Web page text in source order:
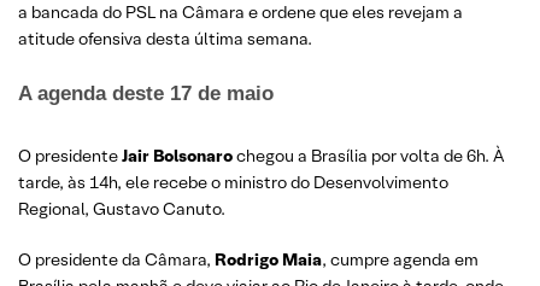
a bancada do PSL na Câmara e ordene que eles revejam a
atitude ofensiva desta última semana.
A agenda deste 17 de maio
O presidenteJair Bolsonarochegou a Brasília por volta de 6h. À
tarde, às 14h, ele recebe o ministro do Desenvolvimento
Regional, Gustavo Canuto.
O presidente da Câmara, Rodrigo Maia, cumpre agenda em